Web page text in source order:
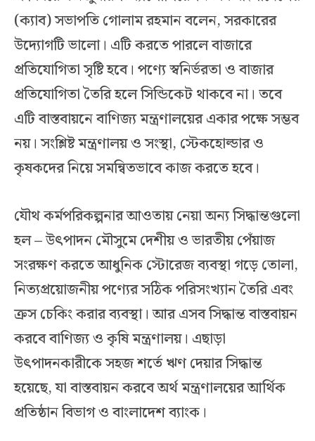
(ক্যাব) সভাপতি গোলাম রহমান বলেন, সরকারের
উদ্যোগটি ভালো। এটি করতে পারলে বাজারে
প্রতিযোগিতা সৃষ্টি হবে। পণ্যে স্বনির্ভরতা ও বাজার
প্রতিযোগিতা তৈরি হলে সিন্ডিকেট থাকবে না। তবে
এটি বাস্তবায়নে বাণিজ্য মন্ত্রণালয়ের একার পক্ষে সম্ভব
নয়। সংশ্লিষ্ট মন্ত্রণালয় ও সংস্থা, স্টেকহোল্ডার ও
কৃষকদের নিয়ে সমন্বিতভাবে কাজ করতে হবে।
যৌথ কর্মপরিকল্পনার আওতায় নেয়া অন্য সিদ্ধান্তগুলো
হল – উৎপাদন মৌসুমে দেশীয় ও ভারতীয় পেঁয়াজ
সংরক্ষণ করতে আধুনিক স্টোরেজ ব্যবস্থা গড়ে তোলা,
নিত্যপ্রয়োজনীয় পণ্যের সঠিক পরিসংখ্যান তৈরি এবং
ক্রস চেকিং করার ব্যবস্থা। আর এসব সিদ্ধান্ত বাস্তবায়ন
করবে বাণিজ্য ও কৃষি মন্ত্রণালয়। এছাড়া
উৎপাদনকারীকে সহজ শর্তে ঋণ দেয়ার সিদ্ধান্ত
হয়েছে, যা বাস্তবায়ন করবে অর্থ মন্ত্রণালয়ের আর্থিক
প্রতিষ্ঠান বিভাগ ও বাংলাদেশ ব্যাংক।